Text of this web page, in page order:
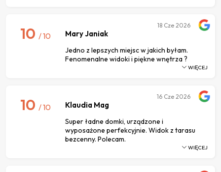
10 / 10 Mary Janiak
Jedno z lepszych miejsc w jakich byłam.
Fenomenalne widoki i piękne wnętrza ?
18 Cze 2026
WIĘCEJ
10 / 10 Klaudia Mag
Super ładne domki, urządzone i
wyposażone perfekcyjnie. Widok z tarasu
bezcenny. Polecam.
16 Cze 2026
WIĘCEJ